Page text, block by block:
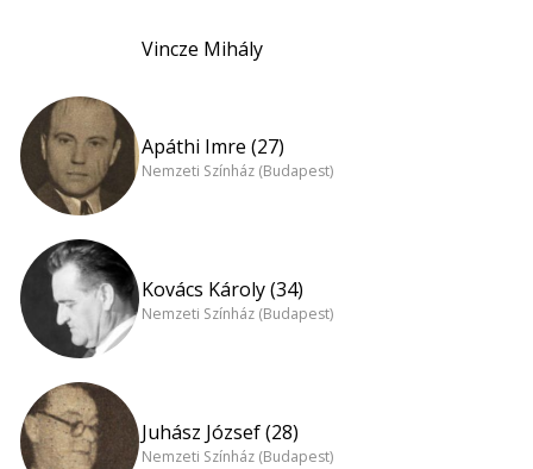
Vincze Mihály
Apáthi Imre (27)
Nemzeti Színház (Budapest)
Kovács Károly (34)
Nemzeti Színház (Budapest)
Juhász József (28)
Nemzeti Színház (Budapest)